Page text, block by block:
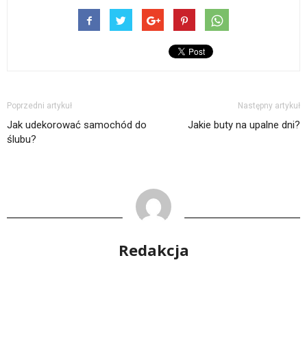
Poprzedni artykuł
Jak udekorować samochód do
ślubu?
Następny artykuł
Jakie buty na upalne dni?
Redakcja